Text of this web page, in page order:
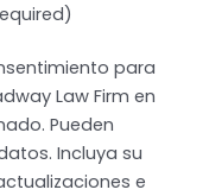
para
Law Firm en
Pueden
Incluya su
e